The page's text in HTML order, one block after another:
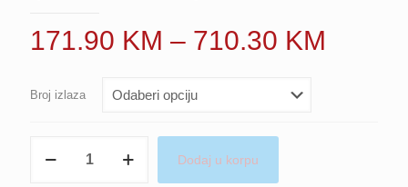
171.90 KM – 710.30 KM
Broj izlaza
niklovani
Dodaj u korpu